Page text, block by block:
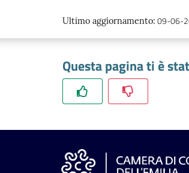
Ultimo aggiornamento: 09-06-
Questa pagina ti è